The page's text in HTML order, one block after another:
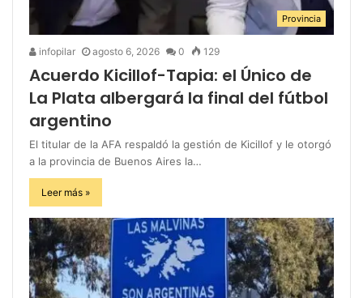
Provincia
infopilar agosto 6, 2026 0 129
Acuerdo Kicillof-Tapia: el Único de
La Plata albergará la final del fútbol
argentino
El titular de la AFA respaldó la gestión de Kicillof y le otorgó
a la provincia de Buenos Aires la…
Leer más »